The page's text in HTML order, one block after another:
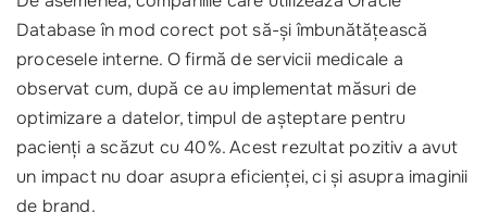
Database în mod corect pot să-și îmbunătățească
procesele interne. O firmă de servicii medicale a
observat cum, după ce au implementat măsuri de
optimizare a datelor, timpul de așteptare pentru
pacienți a scăzut cu 40%. Acest rezultat pozitiv a avut
un impact nu doar asupra eficienței, ci și asupra imaginii
de brand.